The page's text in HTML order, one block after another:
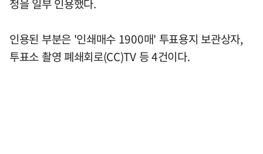
청을 일부 인용했다.
인용된 부분은 '인쇄매수 1900매' 투표용지 보관상자,
투표소 촬영 폐쇄회로(CC)TV 등 4건이다.